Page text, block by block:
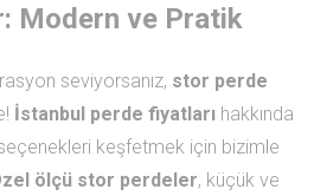
Modern ve Pratik
seviyorsanız, stor perde
İstanbul perde fiyatları hakkında
keşfetmek için bizimle
ölçü stor perdeler, küçük ve